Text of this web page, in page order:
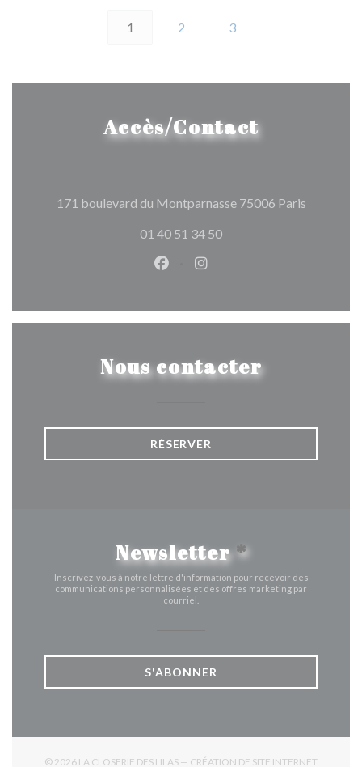
1 2 3
Accès/Contact
171 boulevard du Montparnasse 75006 Paris((ouvre
01 40 51 34 50
Facebook ((ouvre une
Instagram ((ouvre une
Nous contacter
RÉSERVER
Newsletter*
Inscrivez-vous à notre lettre d'information pour recevoir des
communications personnalisées et des offres marketing par
courriel.
S'ABONNER
© 2026 LA CLOSERIE DES LILAS — CRÉATION DE SITE INTERNET